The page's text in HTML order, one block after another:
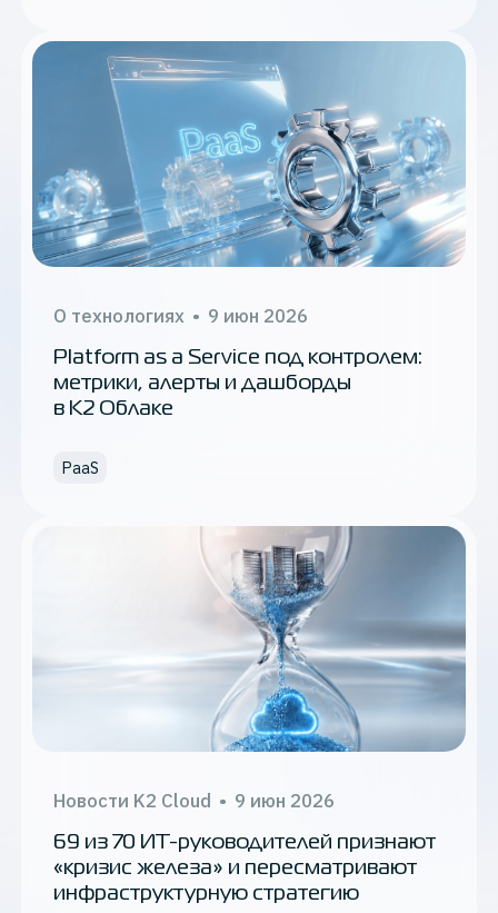
О технологиях • 9 июн 2026
Platform as a Service под контролем:
метрики, алерты и дашборды
в К2 Облаке
PaaS
Новости K2 Cloud • 9 июн 2026
69 из 70 ИТ-руководителей признают
«кризис железа» и пересматривают
инфраструктурную стратегию